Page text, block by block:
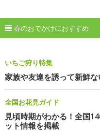
春のおでかけにおすすめ
いちご狩り特集
家族や友達を誘って新鮮
全国お花見ガイド
見頃時期がわかる！全国
ット情報を掲載